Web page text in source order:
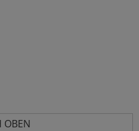
OBEN